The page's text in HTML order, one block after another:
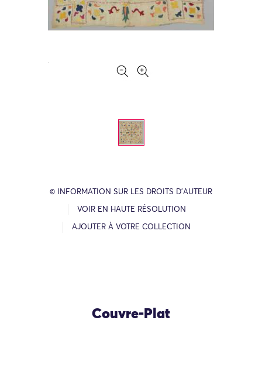
© INFORMATION SUR LES DROITS D’AUTEUR
VOIR EN HAUTE RÉSOLUTION
AJOUTER À VOTRE COLLECTION
Couvre-Plat